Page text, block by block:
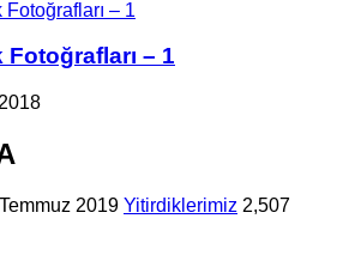
– 1
2019 Yitirdiklerimiz 2,507